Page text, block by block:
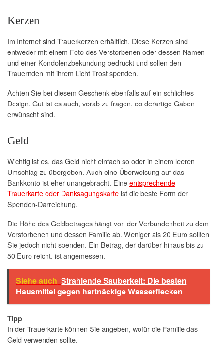
Kerzen
Im Internet sind Trauerkerzen erhältlich. Diese Kerzen sind
entweder mit einem Foto des Verstorbenen oder dessen Namen
und einer Kondolenzbekundung bedruckt und sollen den
Trauernden mit ihrem Licht Trost spenden.
Achten Sie bei diesem Geschenk ebenfalls auf ein schlichtes
Design. Gut ist es auch, vorab zu fragen, ob derartige Gaben
erwünscht sind.
Geld
Wichtig ist es, das Geld nicht einfach so oder in einem leeren
Umschlag zu übergeben. Auch eine Überweisung auf das
Bankkonto ist eher unangebracht. Eineentsprechende
Trauerkarte oder Danksagungskarteist die beste Form der
Spenden-Darreichung.
Die Höhe des Geldbetrages hängt von der Verbundenheit zu dem
Verstorbenen und dessen Familie ab. Weniger als 20 Euro sollten
Sie jedoch nicht spenden. Ein Betrag, der darüber hinaus bis zu
50 Euro reicht, ist angemessen.
Siehe auch Strahlende Sauberkeit: Die besten
Hausmittel gegen hartnäckige Wasserflecken
Tipp
In der Trauerkarte können Sie angeben, wofür die Familie das
Geld verwenden sollte.